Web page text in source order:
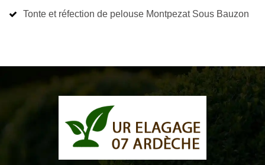
Tonte et réfection de pelouse Montpezat Sous Bauzon